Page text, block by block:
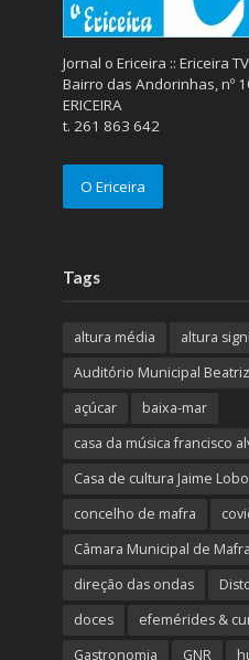
Jornal o Ericeira :: Ericeira TV
Bairro das Andorinhas, nº
ERICEIRA
t. 261 863 642
O Ericeira
Tags
altura média altura
Auditório Municipal
açúcar
baixa-mar
casa da música francisco
Casa de cultura Jaime
concelho de mafra
Câmara Municipal de Mafra
direção das ondas
doces
efemérides &
Gastronomia
GNR